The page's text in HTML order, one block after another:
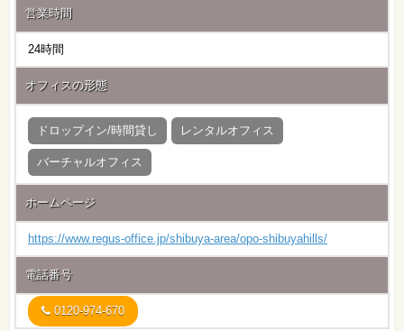
営業時間
24時間
オフィスの形態
ドロップイン/時間貸し レンタルオフィス
バーチャルオフィス
ホームページ
https://www.regus-office.jp/shibuya-area/opo-shibuyahills/
電話番号
0120-974-670